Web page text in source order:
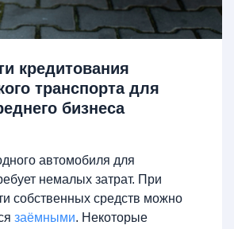
кредитования
транспорта для
бизнеса
автомобиля для
немалых затрат. При
собственных средств можно
заёмными. Некоторые